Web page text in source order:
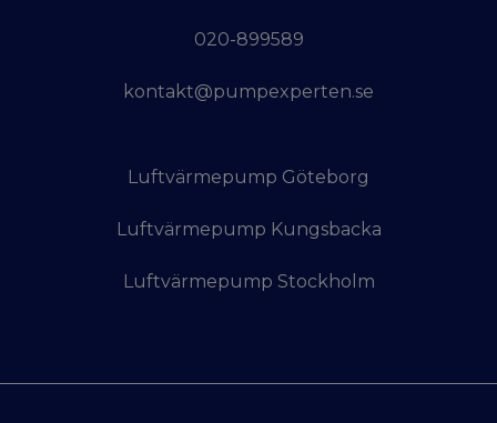
020-899589
kontakt@pumpexperten.se
Luftvärmepump Göteborg
Luftvärmepump Kungsbacka
Luftvärmepump Stockholm